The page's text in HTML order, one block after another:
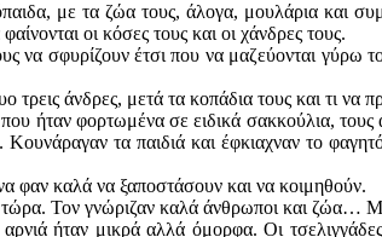
με τα ζώα τους, άλογα, μουλάρια και
οι κόσες τους και οι χάνδρες τους.
να σφυρίζουν έτσι που να μαζεύονται
άνδρες, μετά τα κοπάδια τους και τι να
ήταν φορτωμένα σε ειδικά σακκούλια,
Κουνάραγαν τα παιδιά και έφκιαχναν το
φαν καλά να ξαποστάσουν και να κοιμηθούν.
Τον γνώριζαν καλά άνθρωποι και ζώα…
ήταν μικρά αλλά όμορφα. Οι